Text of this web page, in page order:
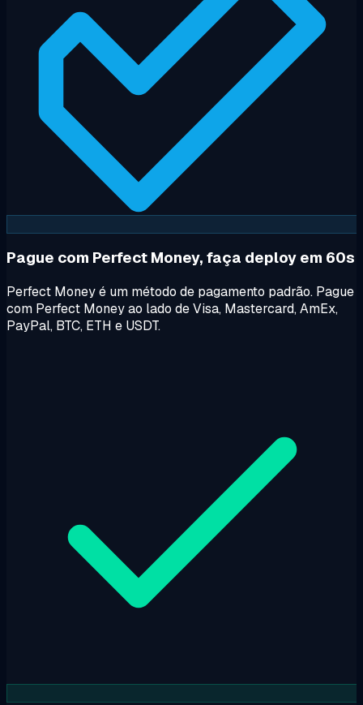
Pague com Perfect Money, faça deploy em 60s
Perfect Money é um método de pagamento padrão. Pague
com Perfect Money ao lado de Visa, Mastercard, AmEx,
PayPal, BTC, ETH e USDT.